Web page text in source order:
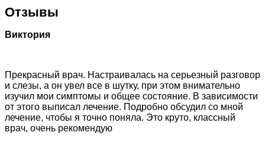
Отзывы
Виктория
Прекрасный врач. Настраивалась на серьезный разговор
и слезы, а он увел все в шутку, при этом внимательно
изучил мои симптомы и общее состояние. В зависимости
от этого выписал лечение. Подробно обсудил со мной
лечение, чтобы я точно поняла. Это круто, классный
врач, очень рекомендую